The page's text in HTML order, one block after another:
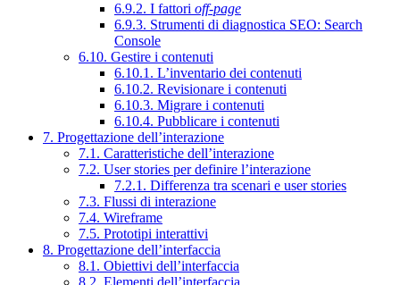
6.9.2. I fattori off-page
6.9.3. Strumenti di diagnostica SEO: Search
Console
6.10. Gestire i contenuti
6.10.1. L’inventario dei contenuti
6.10.2. Revisionare i contenuti
6.10.3. Migrare i contenuti
6.10.4. Pubblicare i contenuti
7. Progettazione dell’interazione
7.1. Caratteristiche dell’interazione
7.2. User stories per definire l’interazione
7.2.1. Differenza tra scenari e user stories
7.3. Flussi di interazione
7.4. Wireframe
7.5. Prototipi interattivi
8. Progettazione dell’interfaccia
8.1. Obiettivi dell’interfaccia
8.2. Elementi dell’interfaccia